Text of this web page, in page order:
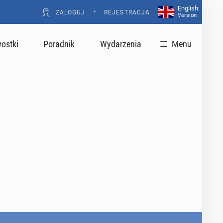
ZALOGUJ • REJESTRACJA
English
Version
Poradnik Wydarzenia Menu